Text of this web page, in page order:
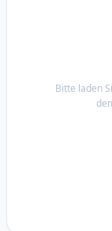
Bitte laden